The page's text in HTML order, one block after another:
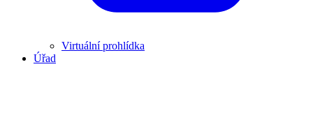
Virtuální prohlídka
Úřad